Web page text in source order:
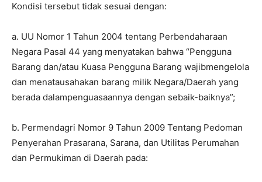
Kondisi tersebut tidak sesuai dengan:
a. UU Nomor 1 Tahun 2004 tentang Perbendaharaan
Negara Pasal 44 yang menyatakan bahwa “Pengguna
Barang dan/atau Kuasa Pengguna Barang wajibmengelola
dan menatausahakan barang milik Negara/Daerah yang
berada dalampenguasaannya dengan sebaik-baiknya”;
b. Permendagri Nomor 9 Tahun 2009 Tentang Pedoman
Penyerahan Prasarana, Sarana, dan Utilitas Perumahan
dan Permukiman di Daerah pada: